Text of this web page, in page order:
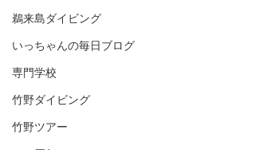
鵜来島ダイビング
いっちゃんの毎日ブログ
専門学校
竹野ダイビング
竹野ツアー